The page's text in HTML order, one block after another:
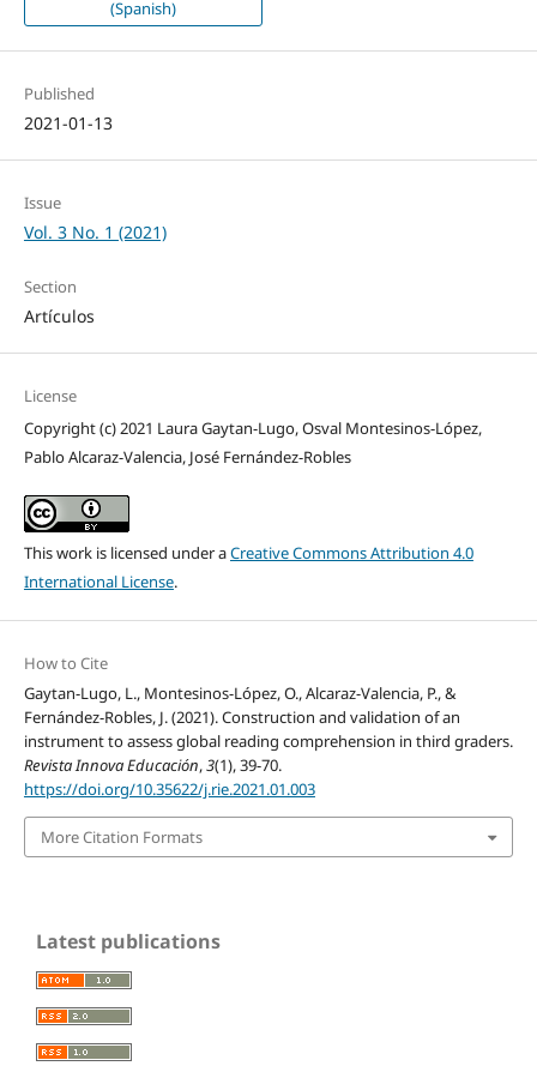
(Spanish)
Published
2021-01-13
Issue
Vol. 3 No. 1 (2021)
Section
Artículos
License
Copyright (c) 2021 Laura Gaytan-Lugo, Osval Montesinos-López,
Pablo Alcaraz-Valencia, José Fernández-Robles
This work is licensed under aCreative Commons Attribution 4.0
International License.
How to Cite
Gaytan-Lugo, L., Montesinos-López, O., Alcaraz-Valencia, P., &
Fernández-Robles, J. (2021). Construction and validation of an
instrument to assess global reading comprehension in third graders.
Revista Innova Educación,3(1), 39-70.
https://doi.org/10.35622/j.rie.2021.01.003
More Citation Formats
Latest publications